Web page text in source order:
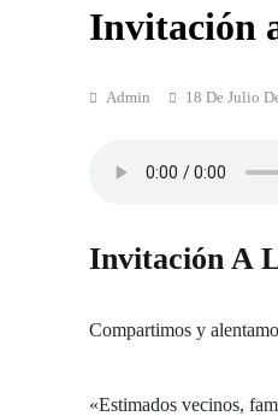
Invitación
Admin 18 De Julio
Invitación A
Compartimos y
«Estimados vecinos,